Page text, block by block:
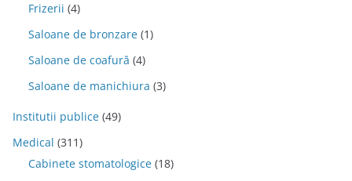
Frizerii (4)
Saloane de bronzare (1)
Saloane de coafură (4)
Saloane de manichiura (3)
Institutii publice (49)
Medical (311)
Cabinete stomatologice (18)